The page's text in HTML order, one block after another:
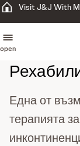
Visit J&J With
open
Една от
терапията